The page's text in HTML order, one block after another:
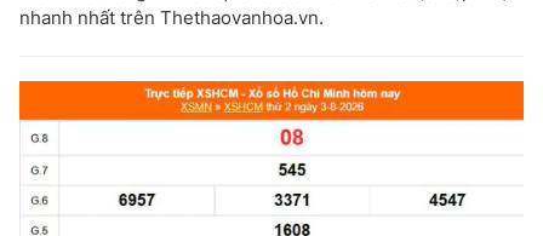
nhanh nhất trên Thethaovanhoa.vn.